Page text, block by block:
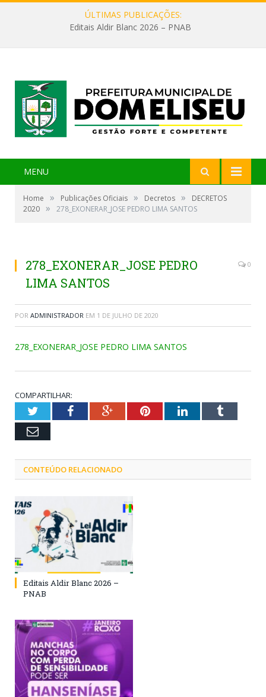
ÚLTIMAS PUBLICAÇÕES:
Editais Aldir Blanc 2026 – PNAB
MENU
Home » Publicações Oficiais » Decretos »
DECRETOS
2020 » 278_EXONERAR_JOSE PEDRO LIMA SANTOS
278_EXONERAR_JOSE PEDRO
LIMA SANTOS
0
POR ADMINISTRADOR EM 1 DE JULHO DE 2020
278_EXONERAR_JOSE PEDRO LIMA SANTOS
COMPARTILHAR:
TwitterFacebookGoogle+PinterestLinkedInTumblr
Email
CONTEÚDO RELACIONADO
Editais Aldir Blanc 2026 –
PNAB